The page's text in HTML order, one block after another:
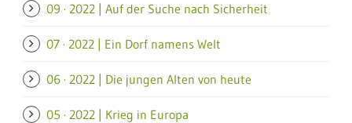
09 · 2022 | Auf der Suche nach Sicherheit
07 · 2022 | Ein Dorf namens Welt
06 · 2022 | Die jungen Alten von heute
05 · 2022 | Krieg in Europa